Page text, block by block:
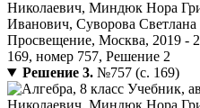
Решение 3.№757 (с. 169)